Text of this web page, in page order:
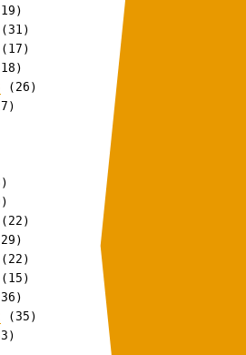
(31)
(17)
(26)
(22)
(22)
(15)
(35)